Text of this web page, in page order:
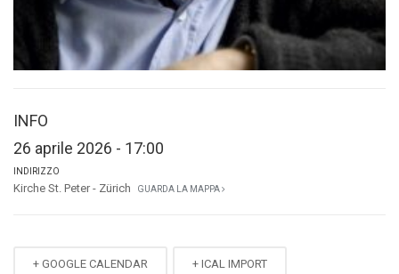
INFO
26 aprile 2026 - 17:00
INDIRIZZO
Kirche St. Peter - Zürich GUARDA LA MAPPA
+ GOOGLE CALENDAR + ICAL IMPORT